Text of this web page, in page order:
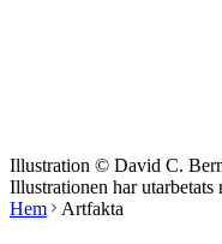
Illustration © David C.
Illustrationen har utarbetats
Hem
Artfakta